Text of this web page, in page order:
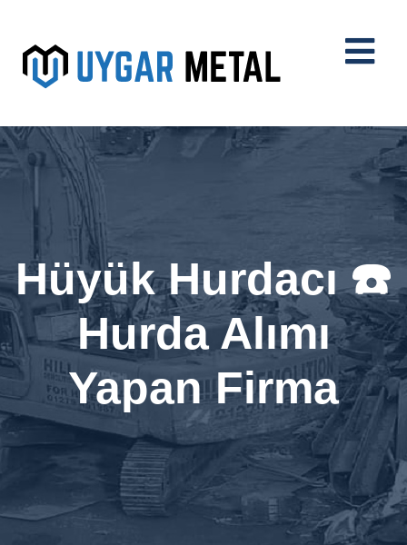
Hüyük Hurdacı ☎️
Hurda Alımı
Yapan Firma